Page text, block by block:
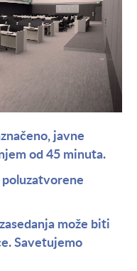
javne
od 45 minuta.
može biti
Savetujemo